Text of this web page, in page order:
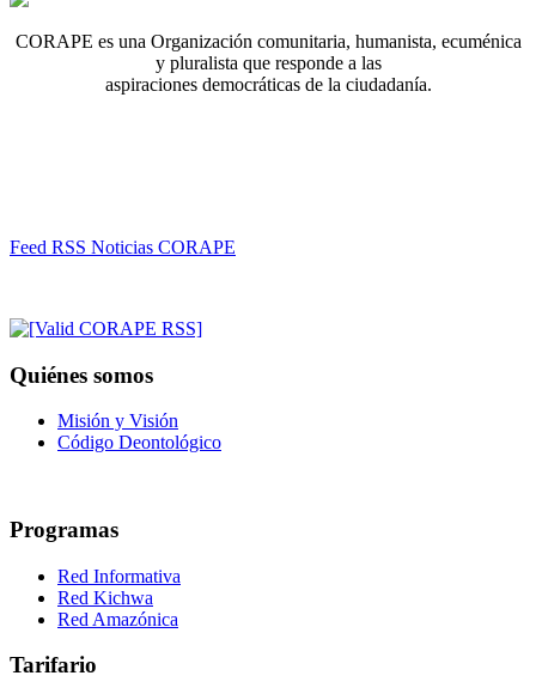
CORAPE es una Organización comunitaria, humanista, ecuménica
y pluralista que responde a las
aspiraciones democráticas de la ciudadanía.
Feed RSS Noticias CORAPE
Quiénes somos
Misión y Visión
Código Deontológico
Programas
Red Informativa
Red Kichwa
Red Amazónica
Tarifario